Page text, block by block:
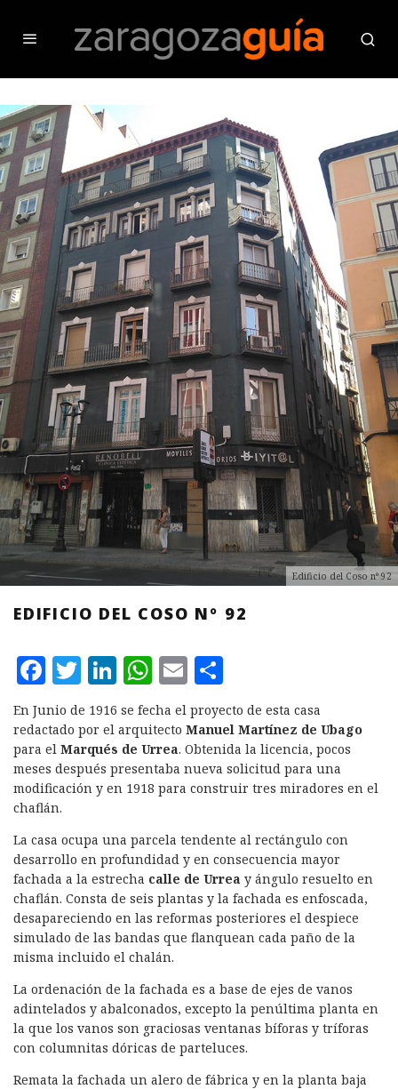
Edificio del Coso nº 92
EDIFICIO DEL COSO Nº 92
F
a
c
e
b
o
o
k
T
w
it
te
r
L
i
n
k
e
I
n
W
h
at
s
A
p
E
m
ai
l
o
m
p
a
ir
En Junio de 1916 se fecha el proyecto de esta casa
redactado por el arquitecto Manuel Martínez de Ubago
para el Marqués de Urrea. Obtenida la licencia, pocos
meses después presentaba nueva solicitud para una
modificación y en 1918 para construir tres miradores en el
chaflán.
La casa ocupa una parcela tendente al rectángulo con
desarrollo en profundidad y en consecuencia mayor
fachada a la estrecha calle de Urrea y ángulo resuelto en
chaflán. Consta de seis plantas y la fachada es enfoscada,
desapareciendo en las reformas posteriores el despiece
simulado de las bandas que flanquean cada paño de la
misma incluido el chalán.
La ordenación de la fachada es a base de ejes de vanos
adintelados y abalconados, excepto la penúltima planta en
la que los vanos son graciosas ventanas bíforas y tríforas
con columnitas dóricas de parteluces.
Remata la fachada un alero de fábrica y en la planta baja